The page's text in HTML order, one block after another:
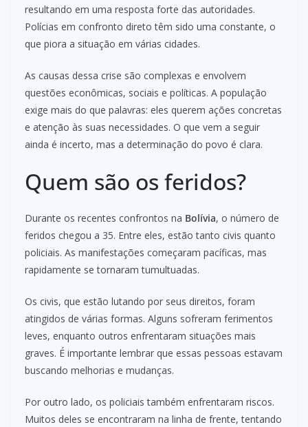
resultando em uma resposta forte das autoridades.
Polícias em confronto direto têm sido uma constante, o
que piora a situação em várias cidades.
As causas dessa crise são complexas e envolvem
questões econômicas, sociais e políticas. A população
exige mais do que palavras: eles querem ações concretas
e atenção às suas necessidades. O que vem a seguir
ainda é incerto, mas a determinação do povo é clara.
Quem são os feridos?
Durante os recentes confrontos na Bolívia, o número de
feridos chegou a 35. Entre eles, estão tanto civis quanto
policiais. As manifestações começaram pacíficas, mas
rapidamente se tornaram tumultuadas.
Os civis, que estão lutando por seus direitos, foram
atingidos de várias formas. Alguns sofreram ferimentos
leves, enquanto outros enfrentaram situações mais
graves. É importante lembrar que essas pessoas estavam
buscando melhorias e mudanças.
Por outro lado, os policiais também enfrentaram riscos.
Muitos deles se encontraram na linha de frente, tentando